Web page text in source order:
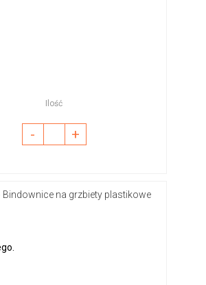
Ilość
- +
Bindownice na grzbiety plastikowe